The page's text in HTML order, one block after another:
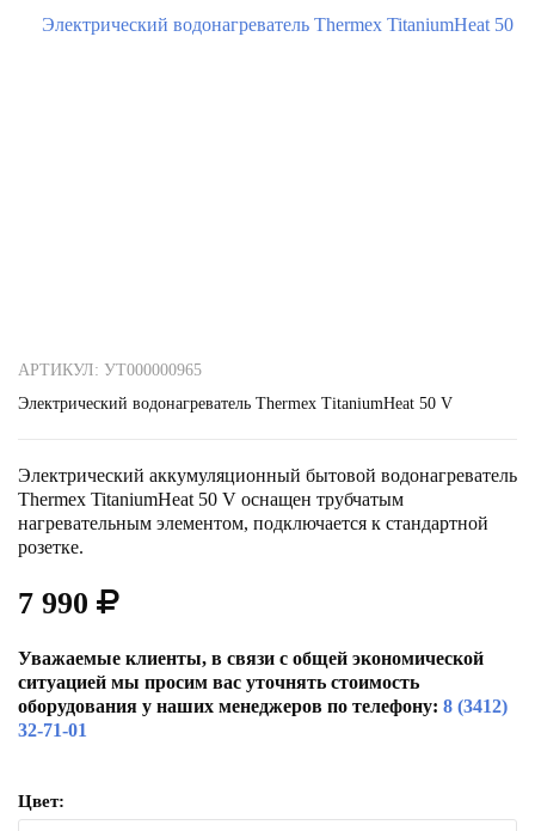
АРТИКУЛ: УТ000000965
Электрический водонагреватель Thermex TitaniumHeat 50 V
Электрический аккумуляционный бытовой водонагреватель
Thermex TitaniumHeat 50 V оснащен трубчатым
нагревательным элементом, подключается к стандартной
розетке.
7 990
Уважаемые клиенты, в связи с общей экономической
ситуацией мы просим вас уточнять стоимость
оборудования у наших менеджеров по телефону: 8 (3412)
32-71-01
Цвет: